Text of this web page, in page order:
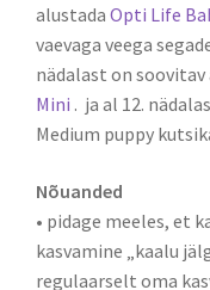
alustada Opti Life
vaevaga veega
nädalast on soovitav
Mini . ja al 12.
Medium puppy
Nõuanded
• pidage meeles, et
kasvamine „kaalu
regulaarselt oma